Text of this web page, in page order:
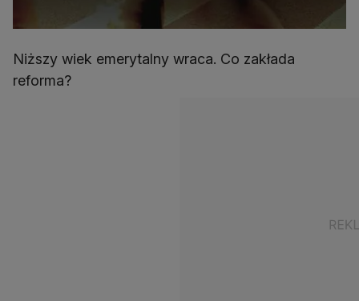
Niższy wiek emerytalny wraca. Co zakłada
reforma?